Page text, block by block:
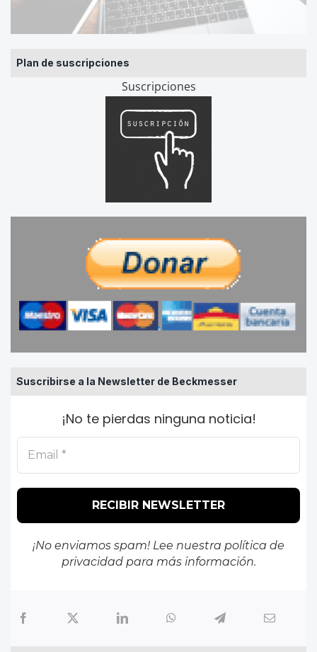
Plan de suscripciones
Suscripciones
Suscribirse a la Newsletter de Beckmesser
¡No te pierdas ninguna noticia!
¡No enviamos spam! Lee nuestra política de
privacidadpara más información.